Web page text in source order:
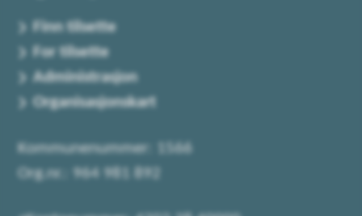
Finn tilsette
For tilsette
Administrasjon
Organisasjonskart
Kommunenummer: 1566
Org.nr.: 964 981 892